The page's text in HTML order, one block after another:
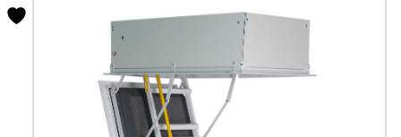
Varianten